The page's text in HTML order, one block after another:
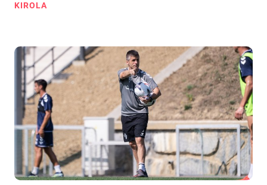
KIROLA